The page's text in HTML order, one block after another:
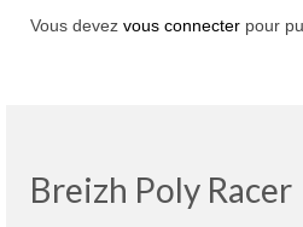
Vous devez vous connecter pour
Breizh Poly Racer